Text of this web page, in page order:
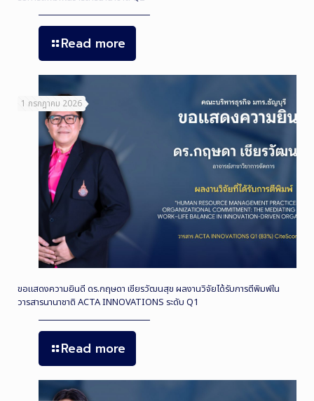
Read more
1 กรกฎาคม 2026
ขอแสดงความยินดี ดร.กฤษดา เชียรวัฒนสุข ผลงานวิจัยได้รับการตีพิมพ์ใน
วารสารนานาชาติ ACTA INNOVATIONS ระดับ Q1
Read more